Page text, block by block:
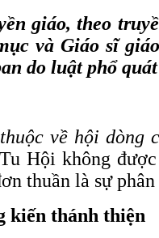
giáo, theo
và Giáo sĩ
do luật phổ
về hội dòng
Hội không
thuần là sự
kiến thánh thiện